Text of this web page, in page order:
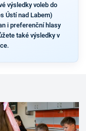
výsledky voleb do
Ústí nad Labem)
i preferenční hlasy
také výsledky v